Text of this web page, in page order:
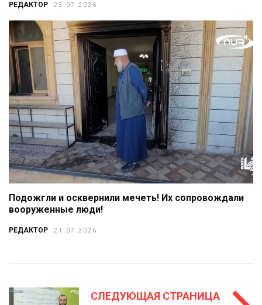
РЕДАКТОР 23.07.2026
Подожгли и осквернили мечеть! Их сопровождали
вооруженные люди!
РЕДАКТОР 21.07.2026
СЛЕДУЮЩАЯ СТРАНИЦА